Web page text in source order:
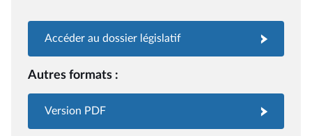
Accéder au dossier législatif
Autres formats :
Version PDF